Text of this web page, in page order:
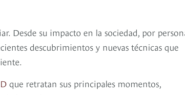
Desde su impacto en la sociedad, por
descubrimientos y nuevas técnicas que
que retratan sus principales momentos,